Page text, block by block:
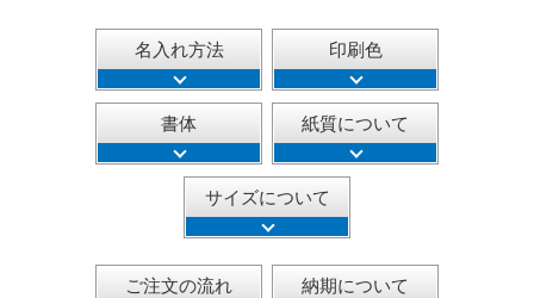
名入れ方法 印刷色
書体 紙質について
サイズについて
ご注文の流れ 納期について